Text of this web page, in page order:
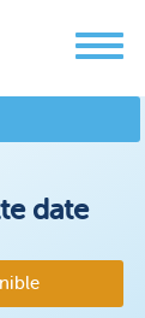
date